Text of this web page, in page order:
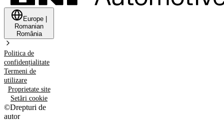
Europe
Romanian
România
Politica de
confidențialitate
Termeni de
utilizare
Proprietate site
Setări cookie
©Drepturi de
autor